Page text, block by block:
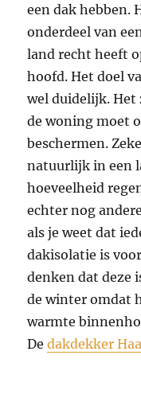
een dak hebben.
onderdeel van
land recht heeft
hoofd. Het doel
wel duidelijk. Het
de woning moet
beschermen.
natuurlijk in een
hoeveelheid
echter nog
als je weet dat
dakisolatie is
denken dat deze
de winter omdat
warmte
Dedakdekker